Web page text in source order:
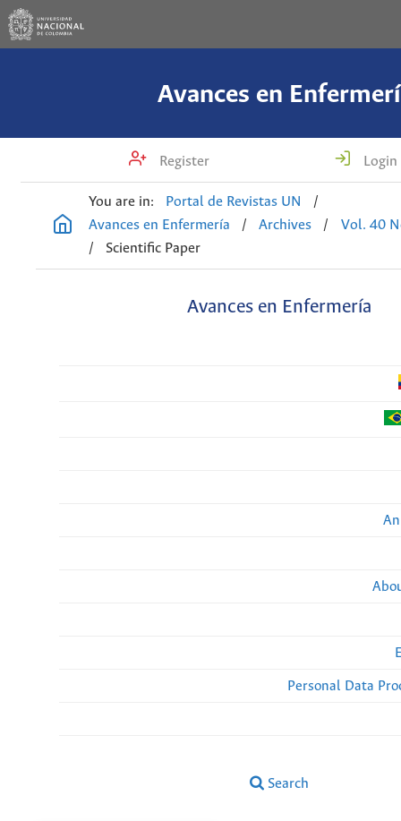
Avances en
Register Login
You are in: Portal de Revistas UN
/
Avances en Enfermería
/ Archives /
Vol. 40
/
Scientific Paper
Avances en Enfermería
Personal Data
Search